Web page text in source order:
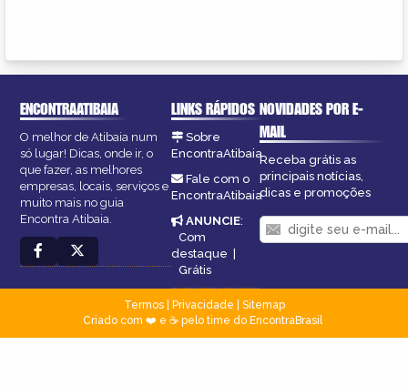
ENCONTRAATIBAIA
O melhor de Atibaia num
só lugar! Dicas, onde ir, o
que fazer, as melhores
empresas, locais, serviços e
muito mais no guia
Encontra Atibaia.
LINKS RÁPIDOS
Sobre
EncontraAtibaia
Fale com o
EncontraAtibaia
ANUNCIE:
Com
destaque |
Grátis
NOVIDADES POR E-
MAIL
Receba grátis as
principais notícias,
dicas e promoções
Termos| Privacidade
Sitemap
Criado com ❤️ e ☕ pelo time do EncontraBrasil